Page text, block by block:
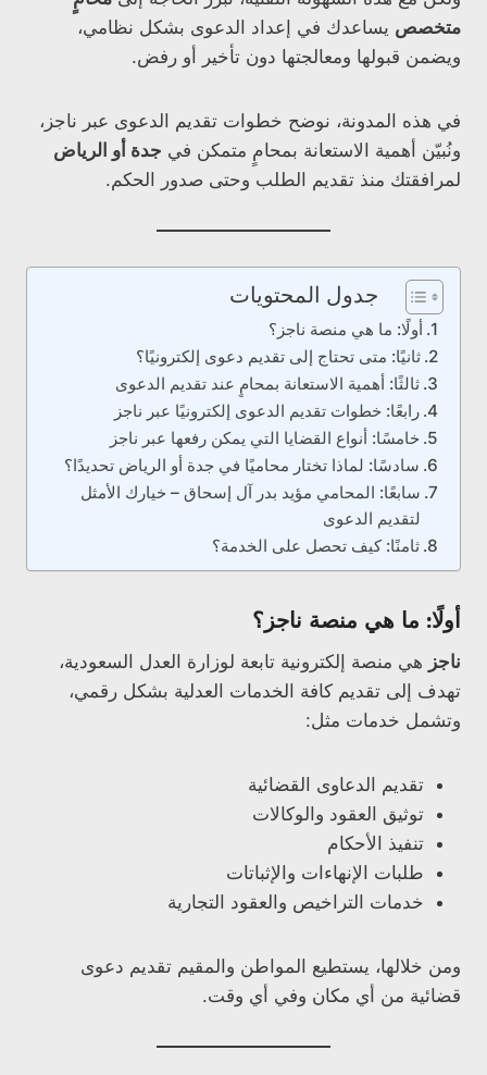
متخصص يساعدك في إعداد الدعوى بشكل نظامي،
ويضمن قبولها ومعالجتها دون تأخير أو رفض.
في هذه المدونة، نوضح خطوات تقديم الدعوى عبر ناجز،
ونُبيّن أهمية الاستعانة بمحامٍ متمكن في جدة أو الرياض
لمرافقتك منذ تقديم الطلب وحتى صدور الحكم.
جدول المحتويات
أولًا: ما هي منصة ناجز؟
ثانيًا: متى تحتاج إلى تقديم دعوى إلكترونيًا؟
ثالثًا: أهمية الاستعانة بمحامٍ عند تقديم الدعوى
رابعًا: خطوات تقديم الدعوى إلكترونيًا عبر ناجز
خامسًا: أنواع القضايا التي يمكن رفعها عبر ناجز
سادسًا: لماذا تختار محاميًا في جدة أو الرياض تحديدًا؟
سابعًا: المحامي مؤيد بدر آل إسحاق – خيارك الأمثل
لتقديم الدعوى
ثامنًا: كيف تحصل على الخدمة؟
أولًا: ما هي منصة ناجز؟
ناجز هي منصة إلكترونية تابعة لوزارة العدل السعودية،
تهدف إلى تقديم كافة الخدمات العدلية بشكل رقمي،
وتشمل خدمات مثل:
تقديم الدعاوى القضائية
توثيق العقود والوكالات
تنفيذ الأحكام
طلبات الإنهاءات والإثباتات
خدمات التراخيص والعقود التجارية
ومن خلالها، يستطيع المواطن والمقيم تقديم دعوى
قضائية من أي مكان وفي أي وقت.